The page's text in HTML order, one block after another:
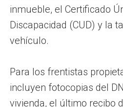
inmueble, el Certificado
Discapacidad (CUD) y la
vehículo.
Para los frentistas
incluyen fotocopias del
vivienda, el último recibo